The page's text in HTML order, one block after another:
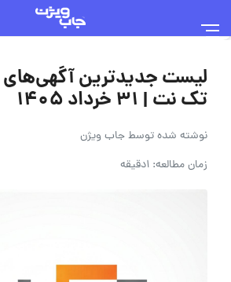
لیست جدیدترین
تک نت | ۳۱ خرداد ۱۴۰۵
نوشته شده توسطجاب ویژن
زمان مطالعه: 1دقیقه